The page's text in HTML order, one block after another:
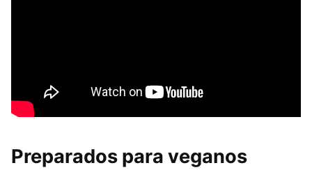
Preparados para veganos